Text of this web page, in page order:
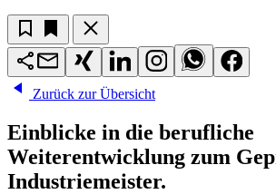
Zurück zur Übersicht
Einblicke in die berufliche
Weiterentwicklung zum
Industriemeister.